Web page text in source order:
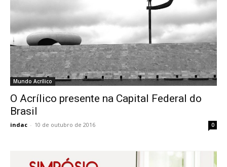
Mundo Acrílico
O Acrílico presente na Capital Federal do
Brasil
indac - 10 de outubro de 2016 0